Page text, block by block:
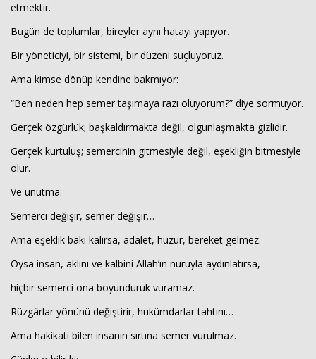
etmektir.
Bugün de toplumlar, bireyler aynı hatayı yapıyor.
Bir yöneticiyi, bir sistemi, bir düzeni suçluyoruz.
Ama kimse dönüp kendine bakmıyor:
“Ben neden hep semer taşımaya razı oluyorum?” diye sormuyor.
Gerçek özgürlük; başkaldırmakta değil, olgunlaşmakta gizlidir.
Gerçek kurtuluş; semercinin gitmesiyle değil, eşekliğin bitmesiyle
olur.
Ve unutma:
Semerci değişir, semer değişir…
Ama eşeklik baki kalırsa, adalet, huzur, bereket gelmez.
Oysa insan, aklını ve kalbini Allah’ın nuruyla aydınlatırsa,
hiçbir semerci ona boyunduruk vuramaz.
Rüzgârlar yönünü değiştirir, hükümdarlar tahtını…
Ama hakikati bilen insanın sırtına semer vurulmaz.